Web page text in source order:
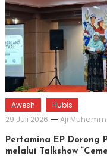
Awesh
Hubis
29 Juli 2026
Aji
Pertamina EP Dorong
melalui Talkshow